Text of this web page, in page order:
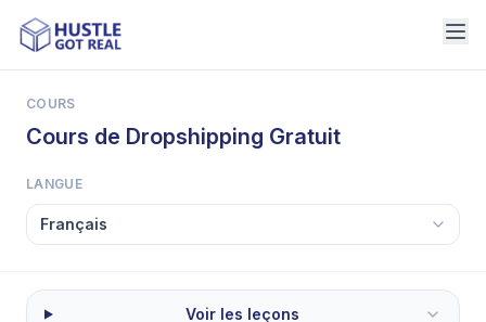
COURS
Cours de Dropshipping Gratuit
LANGUE
Voir les leçons